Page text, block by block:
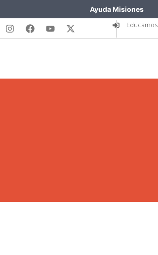
Ayuda Misiones
Educamos